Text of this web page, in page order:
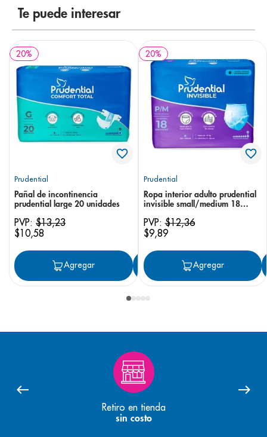
Te puede interesar
20%
Prudential
Pañal de incontinencia
prudential large 20 unidades
PVP: $13,23
$10,58
Agregar Agregar
20%
Prudential
Ropa interior adulto prudential
invisible small/medium 18
PVP:$12,36
$9,89
Agregar
Retiro en tienda
sin costo
10.prueba embarazo